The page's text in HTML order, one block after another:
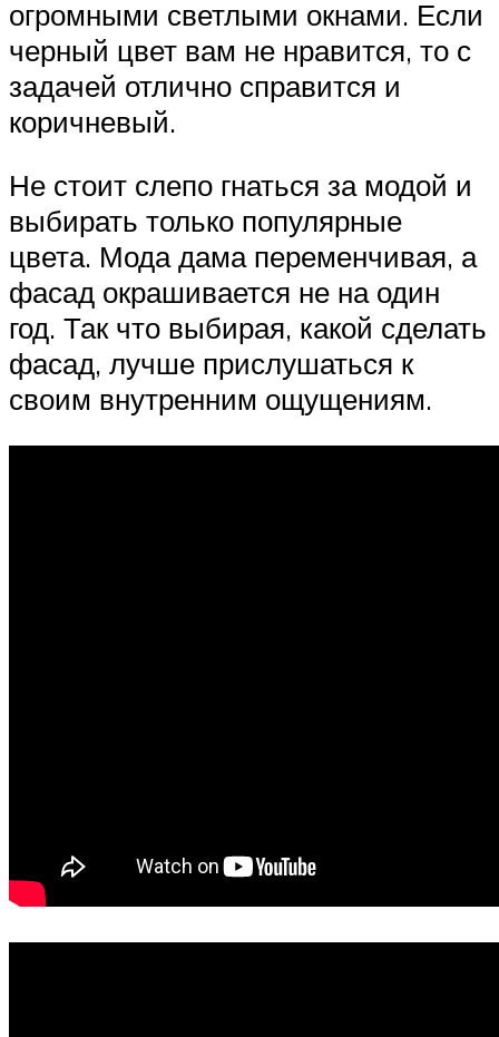
огромными светлыми окнами. Если
черный цвет вам не нравится, то с
задачей отлично справится и
коричневый.
Не стоит слепо гнаться за модой и
выбирать только популярные
цвета. Мода дама переменчивая, а
фасад окрашивается не на один
год. Так что выбирая, какой сделать
фасад, лучше прислушаться к
своим внутренним ощущениям.